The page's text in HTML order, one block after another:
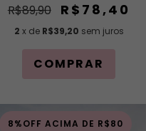
R$89,90 R$78,40
2 x de R$39,20 sem juros
COMPRAR
8%OFF ACIMA DE R$80